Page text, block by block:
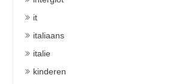
it
italiaans
italie
kinderen